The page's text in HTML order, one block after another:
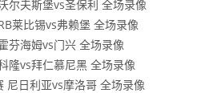
尔夫斯堡vs圣保利 全场录像
莱比锡vs弗赖堡 全场录像
芬海姆vs门兴 全场录像
隆vs拜仁慕尼黑 全场录像
尼日利亚vs摩洛哥 全场录像